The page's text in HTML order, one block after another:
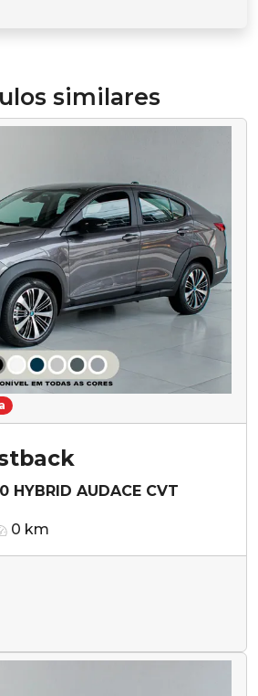
similares
HYBRID AUDACE CVT
0 km